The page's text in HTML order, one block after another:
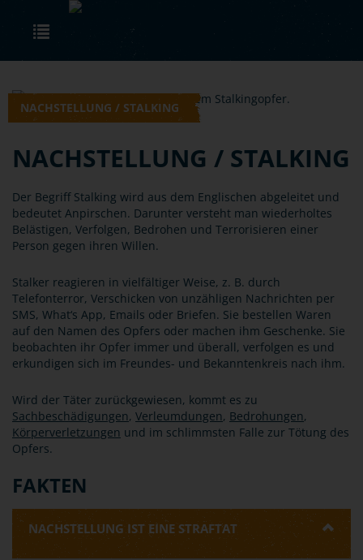
Skip to main content
NACHSTELLUNG / STALKING
NACHSTELLUNG / STALKING
Der Begriff Stalking wird aus dem Englischen abgeleitet und
bedeutet Anpirschen. Darunter versteht man wiederholtes
Belästigen, Verfolgen, Bedrohen und Terrorisieren einer
Person gegen ihren Willen.
Stalker reagieren in vielfältiger Weise, z. B. durch
Telefonterror, Verschicken von unzähligen Nachrichten per
SMS, What‘s App, Emails oder Briefen. Sie bestellen Waren
auf den Namen des Opfers oder machen ihm Geschenke. Sie
beobachten ihr Opfer immer und überall, verfolgen es und
erkundigen sich im Freundes- und Bekanntenkreis nach ihm.
Wird der Täter zurückgewiesen, kommt es zu
Sachbeschädigungen, Verleumdungen, Bedrohungen,
Körperverletzungen und im schlimmsten Falle zur Tötung des
Opfers.
FAKTEN
NACHSTELLUNG IST EINE STRAFTAT